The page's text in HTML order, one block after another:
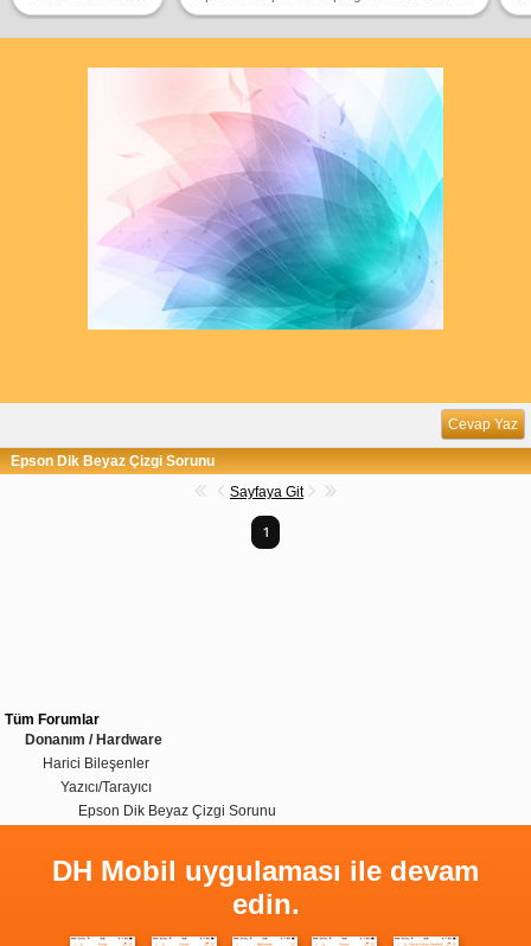
Cevap Yaz
Epson Dik Beyaz Çizgi Sorunu
Sayfaya Git
1
Tüm Forumlar
Donanım / Hardware
Harici Bileşenler
Yazıcı/Tarayıcı
Epson Dik Beyaz Çizgi Sorunu
DH Mobil uygulaması ile devam
edin.